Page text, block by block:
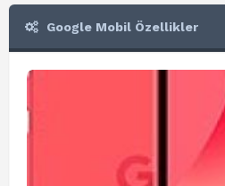
Google Mobil Özellikler